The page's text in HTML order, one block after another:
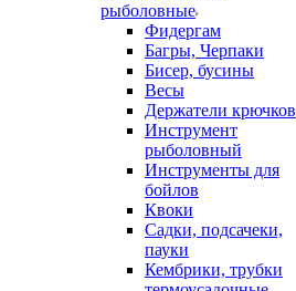
рыболовные
Фидергам
Багры, Черпаки
Бисер, бусины
Весы
Держатели крючков
Инструмент
рыболовный
Инструменты для
бойлов
Квоки
Садки, подсачеки,
пауки
Кембрики, трубки